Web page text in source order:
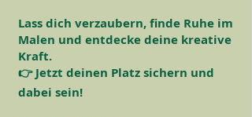
Lass dich verzaubern, finde Ruhe im
Malen und entdecke deine kreative
Kraft.
👉 Jetzt deinen Platz sichern und
dabei sein!